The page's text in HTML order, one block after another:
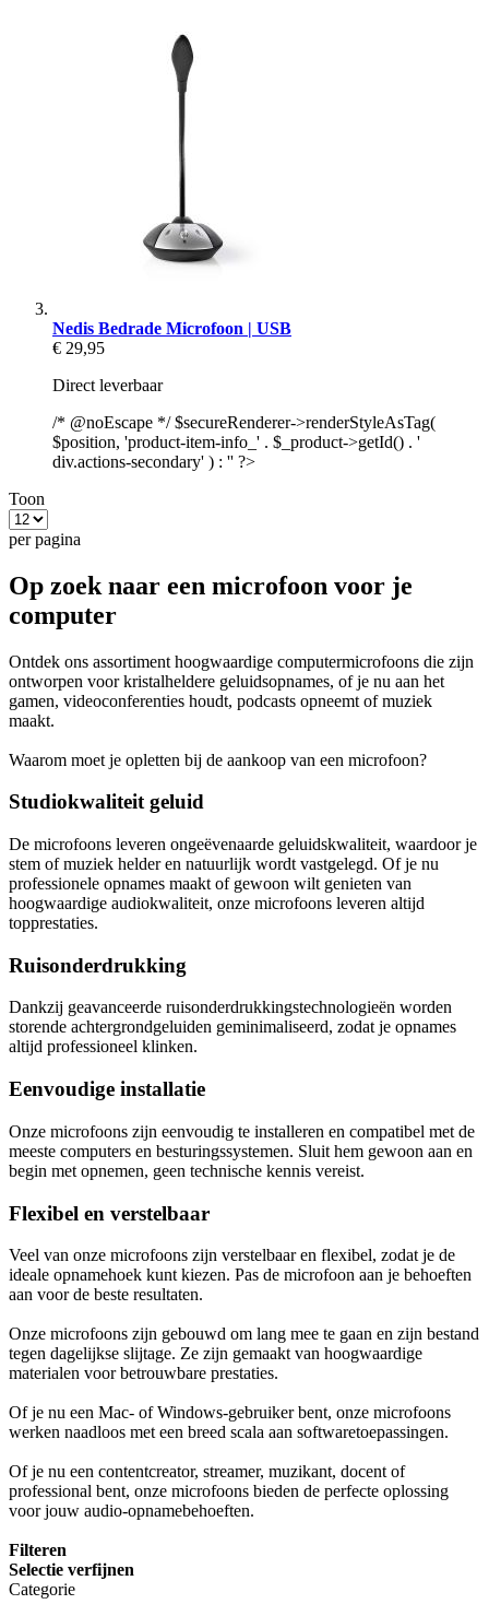
Nedis Bedrade Microfoon | USB
€ 29,95
Direct leverbaar
/* @noEscape */ $secureRenderer->renderStyleAsTag(
$position, 'product-item-info_' . $_product->getId() . '
div.actions-secondary' ) : '' ?>
Toon
per pagina
Op zoek naar een microfoon voor je
computer
Ontdek ons assortiment hoogwaardige computermicrofoons die zijn
ontworpen voor kristalheldere geluidsopnames, of je nu aan het
gamen, videoconferenties houdt, podcasts opneemt of muziek
maakt.
Waarom moet je opletten bij de aankoop van een microfoon?
Studiokwaliteit geluid
De microfoons leveren ongeëvenaarde geluidskwaliteit, waardoor je
stem of muziek helder en natuurlijk wordt vastgelegd. Of je nu
professionele opnames maakt of gewoon wilt genieten van
hoogwaardige audiokwaliteit, onze microfoons leveren altijd
topprestaties.
Ruisonderdrukking
Dankzij geavanceerde ruisonderdrukkingstechnologieën worden
storende achtergrondgeluiden geminimaliseerd, zodat je opnames
altijd professioneel klinken.
Eenvoudige installatie
Onze microfoons zijn eenvoudig te installeren en compatibel met de
meeste computers en besturingssystemen. Sluit hem gewoon aan en
begin met opnemen, geen technische kennis vereist.
Flexibel en verstelbaar
Veel van onze microfoons zijn verstelbaar en flexibel, zodat je de
ideale opnamehoek kunt kiezen. Pas de microfoon aan je behoeften
aan voor de beste resultaten.
Onze microfoons zijn gebouwd om lang mee te gaan en zijn bestand
tegen dagelijkse slijtage. Ze zijn gemaakt van hoogwaardige
materialen voor betrouwbare prestaties.
Of je nu een Mac- of Windows-gebruiker bent, onze microfoons
werken naadloos met een breed scala aan softwaretoepassingen.
Of je nu een contentcreator, streamer, muzikant, docent of
professional bent, onze microfoons bieden de perfecte oplossing
voor jouw audio-opnamebehoeften.
Filteren
Selectie verfijnen
Categorie